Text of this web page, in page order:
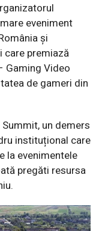
eveniment
și
care premiază
Gaming Video
de gameri din
un demers
instituțional care
la evenimentele
pregăti resursa